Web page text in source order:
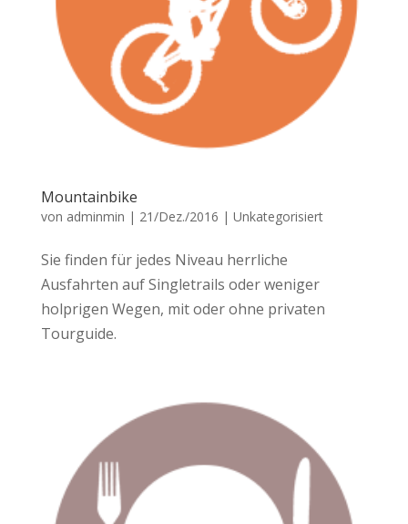
Mountainbike
von adminmin | 21/Dez./2016 | Unkategorisiert
Sie finden für jedes Niveau herrliche
Ausfahrten auf Singletrails oder weniger
holprigen Wegen, mit oder ohne privaten
Tourguide.